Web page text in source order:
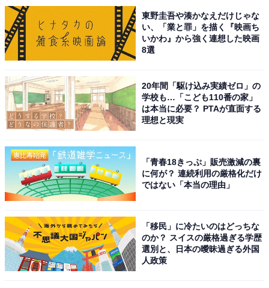
東野圭吾や湊かなえだけじゃな
い、「業と罪」を描く『映画ち
いかわ』から強く連想した映画
8選
20年間「駆け込み実績ゼロ」の
学校も…「こども110番の家」
は本当に必要？ PTAが直面する
理想と現実
「青春18きっぷ」販売激減の裏
に何が？ 連続利用の厳格化だけ
ではない「本当の理由」
「移民」に冷たいのはどっちな
のか？ スイスの厳格過ぎる学歴
選別と、日本の曖昧過ぎる外国
人政策